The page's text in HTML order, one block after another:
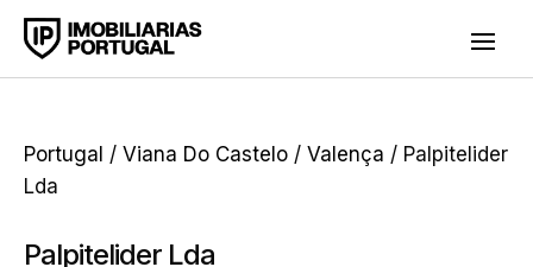
Portugal / Viana Do Castelo / Valença / Palpitelider
Lda
Palpitelider Lda